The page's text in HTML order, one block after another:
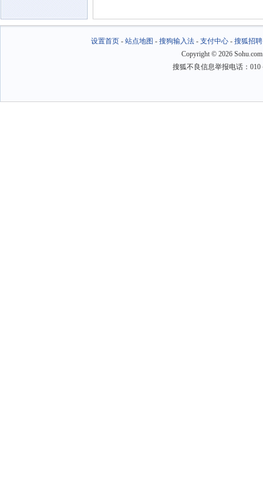
设置首页- 站点地图 - 搜狗输入法- 支付中心- 搜狐招聘
Copyright © 2026
搜狐不良信息举报电话：010